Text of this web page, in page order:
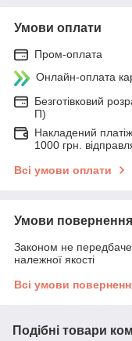
Умови оплати
Пром-оплата
Онлайн-оплата
Безготівковий
П)
Накладений
1000 грн.
Всі умови оплати
Умови повернення
Законом не
належної якості
Всі умови
Подібні товари